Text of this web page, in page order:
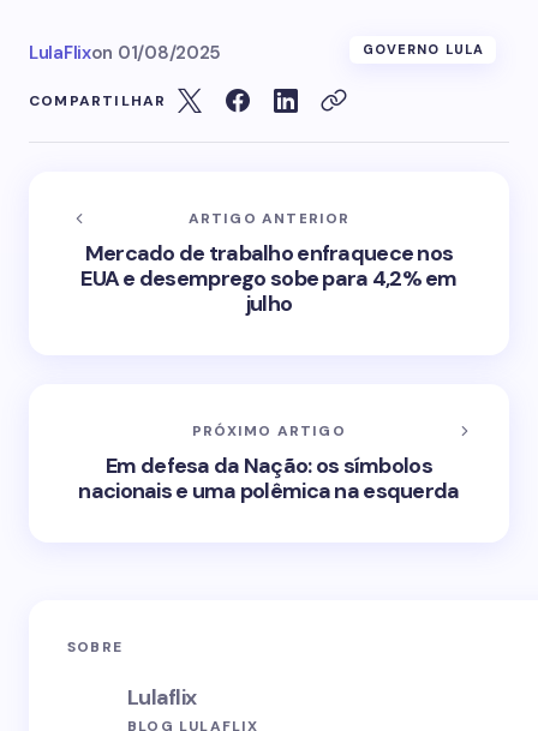
LulaFlixon 01/08/2025 GOVERNO LULA
COMPARTILHAR
ARTIGO ANTERIOR
Mercado de trabalho enfraquece nos
EUA e desemprego sobe para 4,2% em
julho
PRÓXIMO ARTIGO
Em defesa da Nação: os símbolos
nacionais e uma polêmica na esquerda
SOBRE
Lulaflix
BLOG LULAFLIX